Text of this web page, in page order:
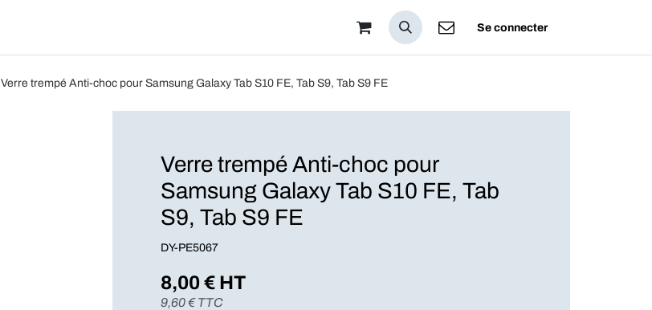
Se connecter
Verre trempé Anti-choc pour Samsung Galaxy Tab S10 FE, Tab S9, Tab S9 FE
Verre trempé Anti-choc pour
Samsung Galaxy Tab S10 FE, Tab
S9, Tab S9 FE
DY-PE5067
8,00€ HT
9,60€ TTC